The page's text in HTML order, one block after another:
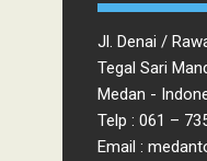
Jl. Denai /
Tegal Sari
Medan -
Telp : 061 –
Email :